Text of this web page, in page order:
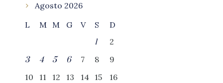
Agosto 2026
L
M M G V S
D
1
2
3
4 5 6 7 8
9
10
11 12 13 14 15
16